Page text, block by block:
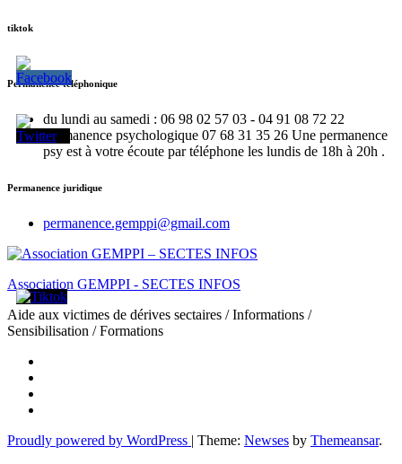
tiktok
Permanence téléphonique
du lundi au samedi : 06 98 02 57 03 - 04 91 08 72 22
Permanence psychologique 07 68 31 35 26 Une permanence
psy est à votre écoute par téléphone les lundis de 18h à 20h .
Permanence juridique
permanence.gemppi@gmail.com
Association GEMPPI - SECTES INFOS
Aide aux victimes de dérives sectaires / Informations /
Sensibilisation / Formations
Proudly powered by WordPress | Theme: Newses by Themeansar.